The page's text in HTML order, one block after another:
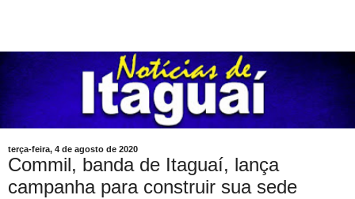
terça-feira, 4 de agosto de 2020
Commil, banda de Itaguaí, lança
campanha para construir sua sede